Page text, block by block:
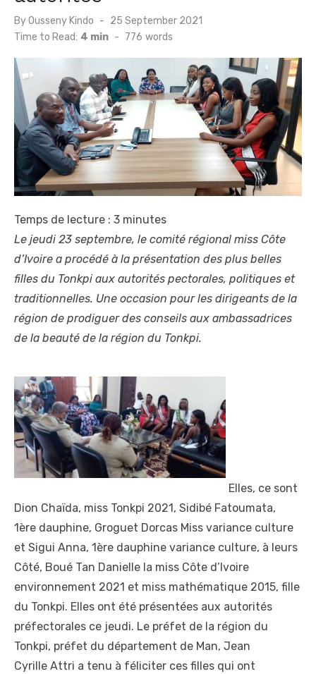
ByOusseny Kindo
Posted
25 September 2021
Time to Read: 4 min - 776 words
Temps de lecture : 3 minutes
Le jeudi 23 septembre, le comité régional miss Côte
d’Ivoire a procédé à la présentation des plus belles
filles du Tonkpi aux autorités pectorales, politiques et
traditionnelles. Une occasion pour les dirigeants de la
région de prodiguer des conseils aux ambassadrices
de la beauté de la région du Tonkpi.
Elles, ce sont
Dion Chaïda, miss Tonkpi 2021, Sidibé Fatoumata,
1ère dauphine, Groguet Dorcas Miss variance culture
et Sigui Anna, 1ère dauphine variance culture, à leurs
Côté, Boué Tan Danielle la miss Côte d’Ivoire
environnement 2021 et miss mathématique 2015, fille
du Tonkpi. Elles ont été présentées aux autorités
préfectorales ce jeudi. Le préfet de la région du
Tonkpi, préfet du département de Man, Jean
Cyrille Attri a tenu à féliciter ces filles qui ont